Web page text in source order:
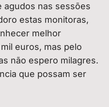
agudos nas sessões
estas monitoras,
melhor
euros, mas pelo
não espero milagres.
que possam ser